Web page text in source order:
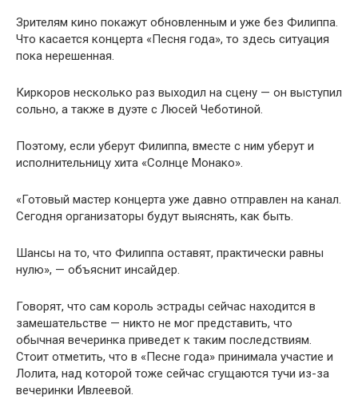
Зрителям кино покажут обновленным и уже без Филиппа.
Что касается концерта «Песня года», то здесь ситуация
пока нерешенная.
Киркоров несколько раз выходил на сцену — он выступил
сольно, а также в дуэте с Люсей Чеботиной.
Поэтому, если уберут Филиппа, вместе с ним уберут и
исполнительницу хита «Солнце Монако».
«Готовый мастер концерта уже давно отправлен на канал.
Сегодня организаторы будут выяснять, как быть.
Шансы на то, что Филиппа оставят, практически равны
нулю», — объяснит инсайдер.
Говорят, что сам король эстрады сейчас находится в
замешательстве — никто не мог представить, что
обычная вечеринка приведет к таким последствиям.
Стоит отметить, что в «Песне года» принимала участие и
Лолита, над которой тоже сейчас сгущаются тучи из-за
вечеринки Ивлеевой.